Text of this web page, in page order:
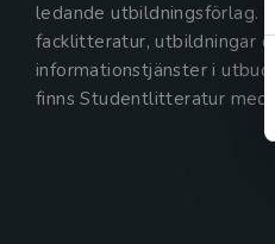
ledande utbildningsförlag.
facklitteratur, utbildningar
informationstjänster i
finns Studentlitteratur med